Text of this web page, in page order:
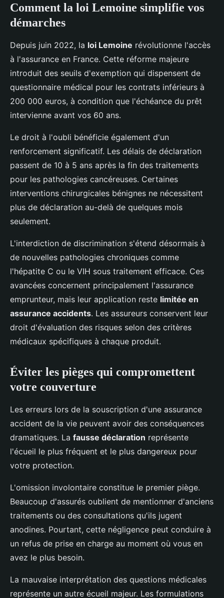
Comment la loi Lemoine simplifie vos
démarches
Depuis juin 2022, la loi Lemoine révolutionne l'accès
à l'assurance en France. Cette réforme majeure
introduit des seuils d'exemption qui dispensent de
questionnaire médical pour les contrats inférieurs à
200 000 euros, à condition que l'échéance du prêt
intervienne avant vos 60 ans.
Le droit à l'oubli bénéficie également d'un
renforcement significatif. Les délais de déclaration
passent de 10 à 5 ans après la fin des traitements
pour les pathologies cancéreuses. Certaines
interventions chirurgicales bénignes ne nécessitent
plus de déclaration au-delà de quelques mois
seulement.
L'interdiction de discrimination s'étend désormais à
de nouvelles pathologies chroniques comme
l'hépatite C ou le VIH sous traitement efficace. Ces
avancées concernent principalement l'assurance
emprunteur, mais leur application reste limitée en
assurance accidents. Les assureurs conservent leur
droit d'évaluation des risques selon des critères
médicaux spécifiques à chaque produit.
Éviter les pièges qui compromettent
votre couverture
Les erreurs lors de la souscription d'une assurance
accident de la vie peuvent avoir des conséquences
dramatiques. La fausse déclaration représente
l'écueil le plus fréquent et le plus dangereux pour
votre protection.
L'omission involontaire constitue le premier piège.
Beaucoup d'assurés oublient de mentionner d'anciens
traitements ou des consultations qu'ils jugent
anodines. Pourtant, cette négligence peut conduire à
un refus de prise en charge au moment où vous en
avez le plus besoin.
La mauvaise interprétation des questions médicales
représente un autre écueil majeur. Les formulations